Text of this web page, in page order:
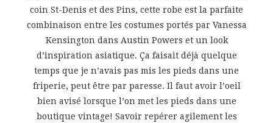
coin St-Denis et des Pins, cette robe est la parfaite
combinaison entre les costumes portés par Vanessa
Kensington dans Austin Powers et un look
d’inspiration asiatique. Ça faisait déjà quelque
temps que je n’avais pas mis les pieds dans une
friperie, peut être par paresse. Il faut avoir l’oeil
bien avisé lorsque l’on met les pieds dans une
boutique vintage! Savoir repérer agilement les